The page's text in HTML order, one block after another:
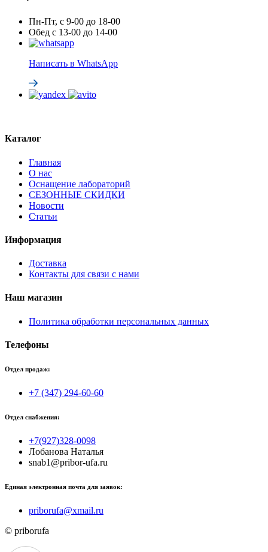
Пн-Пт, с 9-00 до 18-00
Обед с 13-00 до 14-00
Написать в WhatsApp
Каталог
Главная
О нас
Оснащение лабораторий
СЕЗОННЫЕ СКИДКИ
Новости
Статьи
Информация
Доставка
Контакты для связи с нами
Наш магазин
Политика обработки персональных данных
Телефоны
Отдел продаж:
+7 (347) 294-60-60
Отдел снабжения:
+7(927)328-0098
Лобанова Наталья
snab1@pribor-ufa.ru
Единая электронная почта для заявок:
priborufa@xmail.ru
© priborufa